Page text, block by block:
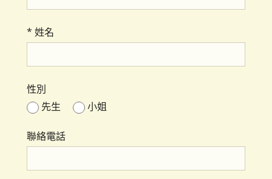
* 姓名
性別
先生
小姐
聯絡電話